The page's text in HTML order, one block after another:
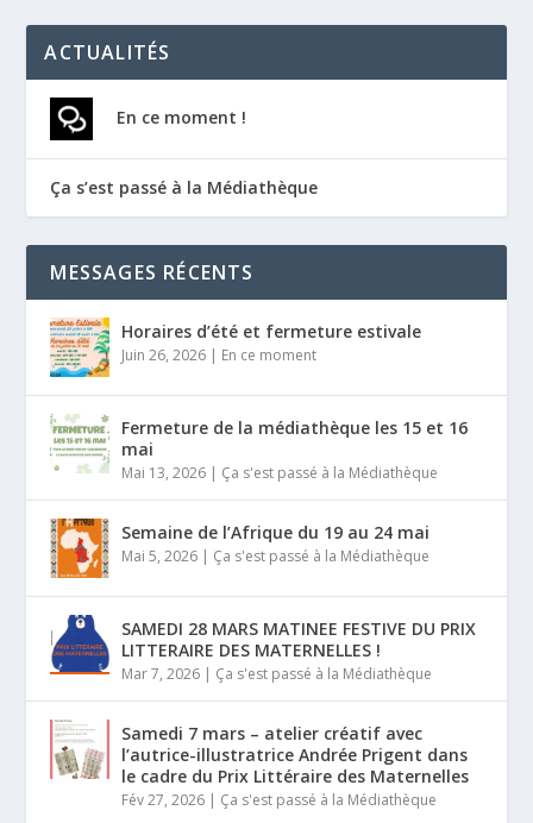
ACTUALITÉS
En ce moment !
Ça s’est passé à la Médiathèque
MESSAGES RÉCENTS
Horaires d’été et fermeture estivale
Juin 26, 2026 | En ce moment
Fermeture de la médiathèque les 15 et 16
mai
Mai 13, 2026 | Ça s'est passé à la Médiathèque
Semaine de l’Afrique du 19 au 24 mai
Mai 5, 2026 | Ça s'est passé à la Médiathèque
SAMEDI 28 MARS MATINEE FESTIVE DU PRIX
LITTERAIRE DES MATERNELLES !
Mar 7, 2026 | Ça s'est passé à la Médiathèque
Samedi 7 mars – atelier créatif avec
l’autrice-illustratrice Andrée Prigent dans
le cadre du Prix Littéraire des Maternelles
Fév 27, 2026 | Ça s'est passé à la Médiathèque